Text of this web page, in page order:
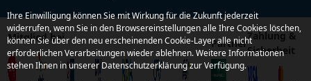
Mitglied bei Partner
Zahlung &
Sicherheit
Ihre Einwilligung können Sie mit Wirkung für die Zukunft jederzeit
widerrufen, wenn Sie in den Browsereinstellungen alle Ihre Cookies löschen,
können Sie über den neu erscheinenden Cookie-Layer alle nicht
erforderlichen Verarbeitungen wieder ablehnen. Weitere Informationen
stehen Ihnen in unserer Datenschutzerklärung zur Verfügung.